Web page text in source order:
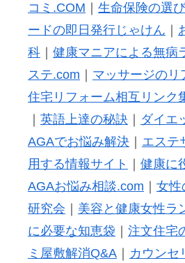
コミ.COM
生命保険の選
ードの即日発行じゃけん
科｜ 健康マニアによる無病
ステ.com
マッサージのリ
住宅リフォーム相互リンク
英語上達の秘訣 ダイエ
AGAでお悩み解決｜ エステ
用する情報サイト
健康に
AGAお悩み相談.com
女性
研究会
美容と健康女性ラ
に必要な知恵袋
注文住宅
ミ屋敷解消Q&A｜ カウンセ